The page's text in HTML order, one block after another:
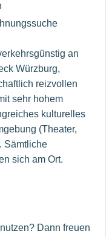
an
Würzburg,
reizvollen
sehr hohem
kulturelles
(Theater,
Sämtliche
sich am Ort.
Dann freuen